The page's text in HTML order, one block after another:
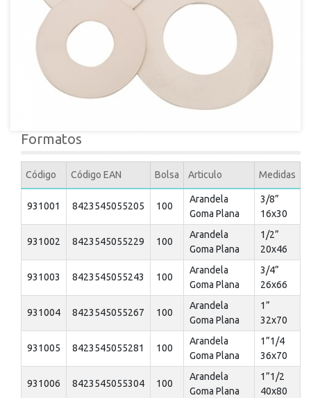
Formatos
Código Código EAN Bolsa Articulo Medidas
931001 8423545055205 100
Arandela
Goma Plana
3/8”
16x30
931002 8423545055229 100
Arandela
Goma Plana
1/2”
20x46
931003 8423545055243 100
Arandela
Goma Plana
3/4”
26x66
931004 8423545055267 100
Arandela
Goma Plana
1”
32x70
931005 8423545055281 100
Arandela
Goma Plana
1”1/4
36x70
931006 8423545055304 100
Arandela
Goma Plana
1”1/2
40x80